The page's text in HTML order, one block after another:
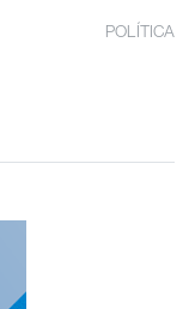
POLÍTICA